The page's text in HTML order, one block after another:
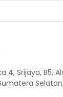
4, Srijaya, B5,
Selatan,